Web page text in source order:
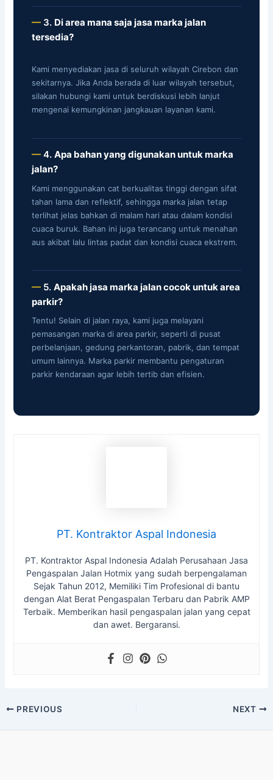
3. Di area mana saja jasa marka jalan
tersedia?
Kami menyediakan jasa di seluruh wilayah Cirebon dan
sekitarnya. Jika Anda berada di luar wilayah tersebut,
silakan hubungi kami untuk berdiskusi lebih lanjut
mengenai kemungkinan jangkauan layanan kami.
4. Apa bahan yang digunakan untuk marka
jalan?
Kami menggunakan cat berkualitas tinggi dengan sifat
tahan lama dan reflektif, sehingga marka jalan tetap
terlihat jelas bahkan di malam hari atau dalam kondisi
cuaca buruk. Bahan ini juga terancang untuk menahan
aus akibat lalu lintas padat dan kondisi cuaca ekstrem.
5. Apakah jasa marka jalan cocok untuk area
parkir?
Tentu! Selain di jalan raya, kami juga melayani
pemasangan marka di area parkir, seperti di pusat
perbelanjaan, gedung perkantoran, pabrik, dan tempat
umum lainnya. Marka parkir membantu pengaturan
parkir kendaraan agar lebih tertib dan efisien.
PT. Kontraktor Aspal Indonesia
PT. Kontraktor Aspal Indonesia Adalah Perusahaan Jasa
Pengaspalan Jalan Hotmix yang sudah berpengalaman
Sejak Tahun 2012, Memiliki Tim Profesional di bantu
dengan Alat Berat Pengaspalan Terbaru dan Pabrik AMP
Terbaik. Memberikan hasil pengaspalan jalan yang cepat
dan awet. Bergaransi.
PostPREVIOUS NEXT